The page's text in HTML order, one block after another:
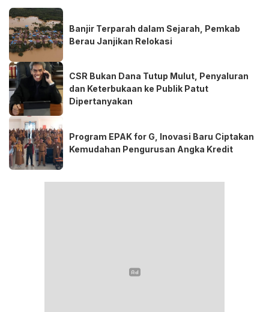
Banjir Terparah dalam Sejarah, Pemkab
Berau Janjikan Relokasi
CSR Bukan Dana Tutup Mulut, Penyaluran
dan Keterbukaan ke Publik Patut
Dipertanyakan
Program EPAK for G, Inovasi Baru Ciptakan
Kemudahan Pengurusan Angka Kredit